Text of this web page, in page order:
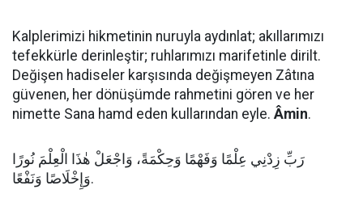
Kalplerimizi hikmetinin nuruyla aydınlat; akıllarımızı
tefekkürle derinleştir; ruhlarımızı marifetinle dirilt.
Değişen hadiseler karşısında değişmeyen Zâtına
güvenen, her dönüşümde rahmetini gören ve her
nimette Sana hamd eden kullarından eyle. Âmin.
رَبِّ زِدْنِي عِلْمًا وَفَهْمًا وَحِكْمَةً، وَاجْعَلْ هٰذَا الْعِلْمَ نُورًا
وَإِخْلَاصًا وَنَفْعًا.